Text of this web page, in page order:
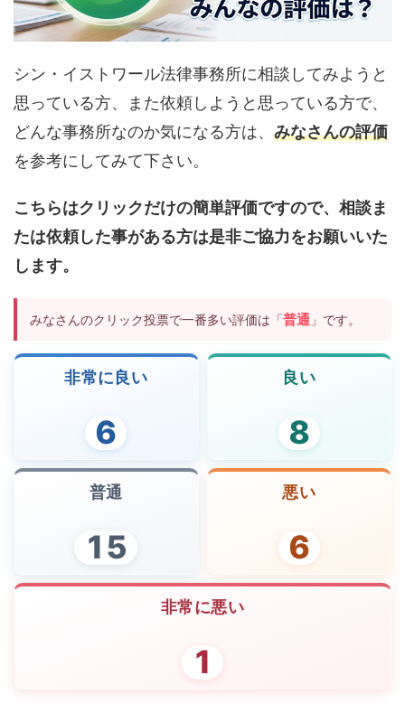
シン・イストワール法律事務所に相談してみようと
思っている方、また依頼しようと思っている方で、
どんな事務所なのか気になる方は、 みなさんの評価
を参考にしてみて下さい。
こちらはクリックだけの簡単評価ですので、相談ま
たは依頼した事がある方は是非ご協力をお願いいた
します。
みなさんのクリック投票で一番多い評価は「普通 」です。
非常に良い
6
良い
8
普通
15
悪い
6
非常に悪い
1